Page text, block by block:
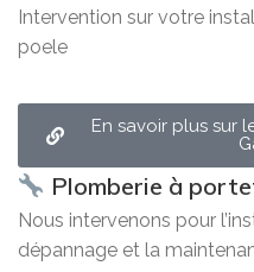
Intervention sur votre
poele
En savoir plus sur
Plomberie à
Nous intervenons pour
dépannage et la